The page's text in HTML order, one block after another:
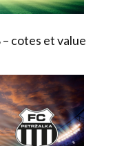
cotes et value